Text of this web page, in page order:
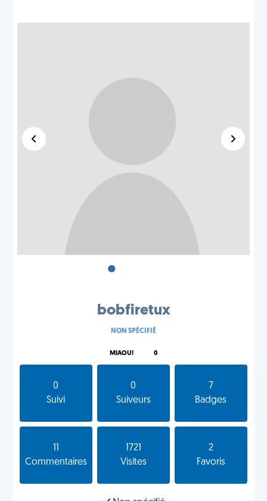
•
bobfiretux
NON SPÉCIFIÉ
MIAOU! 0
0
Suivi
0
Suiveurs
7
Badges
Commentaires
1721
Visites
2
Favoris